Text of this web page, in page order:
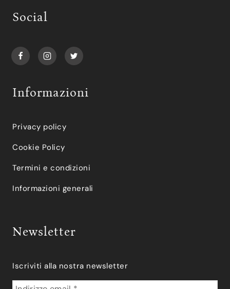
Social
Informazioni
Privacy policy
Cookie Policy
Termini e condizioni
Informazioni generali
Newsletter
Iscriviti alla nostra newsletter